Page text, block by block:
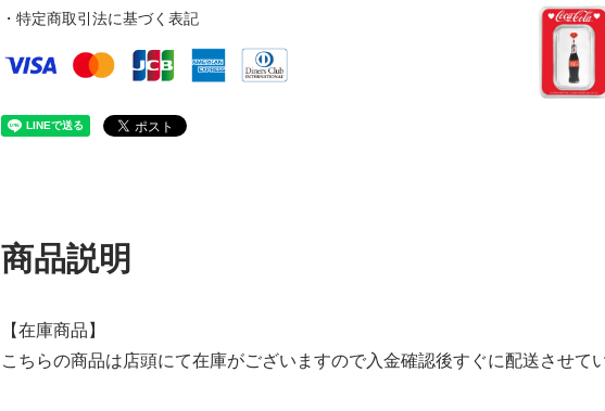
・特定商取引法に基づく表記
商品説明
【在庫商品】
こちらの商品は店頭にて在庫がございますので入金確認後すぐに配送させて